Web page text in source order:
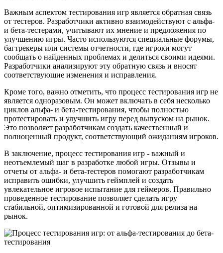
Важным аспектом тестирования игр является обратная связь
от тестеров. Разработчики активно взаимодействуют с альфа-
и бета-тестерами, учитывают их мнение и предложения по
улучшению игры. Часто используются специальные форумы,
багтрекеры или системы отчетности, где игроки могут
сообщать о найденных проблемах и делиться своими идеями.
Разработчики анализируют эту обратную связь и вносят
соответствующие изменения и исправления.
Кроме того, важно отметить, что процесс тестирования игр не
является одноразовым. Он может включать в себя несколько
циклов альфа- и бета-тестирования, чтобы полностью
протестировать и улучшить игру перед выпуском на рынок.
Это позволяет разработчикам создать качественный и
полноценный продукт, соответствующий ожиданиям игроков.
В заключение, процесс тестирования игр - важный и
неотъемлемый шаг в разработке любой игры. Отзывы и
отчеты от альфа- и бета-тестеров помогают разработчикам
исправить ошибки, улучшить геймплей и создать
увлекательное игровое испытание для геймеров. Правильно
проведенное тестирование позволяет сделать игру
стабильной, оптимизированной и готовой для релиза на
рынок.